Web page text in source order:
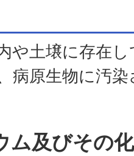
や土壌に存在
病原生物に汚
ム及びその